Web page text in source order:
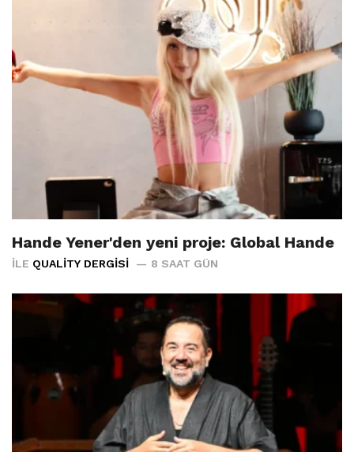
Hande Yener'den yeni proje: Global Hande
İLE QUALITY DERGISI 8 SAAT GÜN